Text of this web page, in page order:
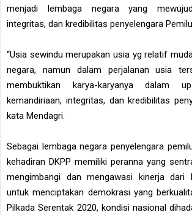
menjadi lembaga negara yang
integritas, dan kredibilitas penyelengara
“Usia sewindu merupakan usia yg relatif
negara, namun dalam perjalanan usia
membuktikan karya-karyanya dalam
kemandiriaan, integritas, dan kredibilitas
kata Mendagri.
Sebagai lembaga negara penyelengara
kehadiran DKPP memiliki peranna yang
mengimbangi dan mengawasi kinerja dari
untuk menciptakan demokrasi yang
Pilkada Serentak 2020, kondisi nasional